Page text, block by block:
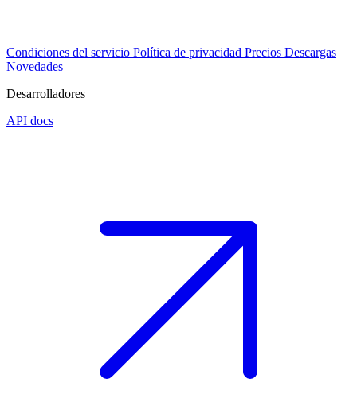
Condiciones del servicio Política de privacidad Precios Descargas
Novedades
Desarrolladores
API docs